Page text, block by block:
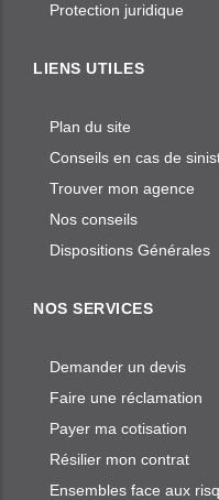
Protection juridique
LIENS UTILES
Plan du site
Conseils en cas de
Trouver mon agence
Nos conseils
Dispositions Générales
NOS SERVICES
Demander un devis
Faire une réclamation
Payer ma cotisation
Résilier mon contrat
Ensembles face aux